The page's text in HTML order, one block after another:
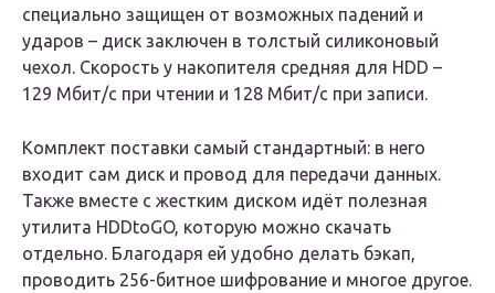
специально защищен от возможных падений и
ударов – диск заключен в толстый силиконовый
чехол. Скорость у накопителя средняя для HDD –
129 Мбит/с при чтении и 128 Мбит/с при записи.
Комплект поставки самый стандартный: в него
входит сам диск и провод для передачи данных.
Также вместе с жестким диском идёт полезная
утилита HDDtoGO, которую можно скачать
отдельно. Благодаря ей удобно делать бэкап,
проводить 256-битное шифрование и многое другое.